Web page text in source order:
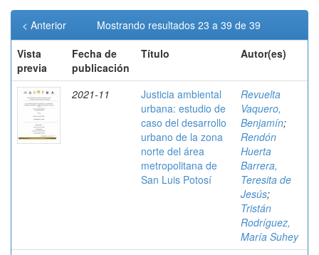
Mostrando resultados 23 a 39 de 39
< Anterior
Vista
previa
Fecha de
publicación
Título Autor(es)
2021-11
Justicia ambiental
urbana: estudio de
caso del desarrollo
urbano de la zona
norte del área
metropolitana de
San Luis Potosí
Revuelta
Vaquero,
Benjamín;
Rendón
Huerta
Barrera,
Teresita de
Jesús;
Tristán
Rodríguez,
María Suhey